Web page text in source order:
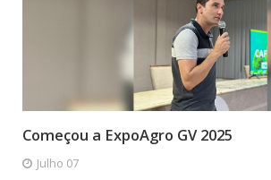
Começou a ExpoAgro GV 2025
Julho 07